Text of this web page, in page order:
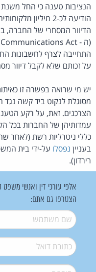
הודיעה לכ-2
הדיוור המסחרי של החברה,
התחייבה לצרף לחשבונות
על זכותם שלא לקבל דיוור
יש מי שרואה בפשרה זו
מסוגלת לנקוט ביד קשה נגד
הצרכנים. זאת, על רקע
עמדותיהן של החברות בכל
כללי ניטרליות רשת (לאחר
בעניין נפסלו על-ידי בית
רירדון).
אלפי עורכי דין ואנשי משפט
הצטרפו גם אתם:
שם משתמש*
דואל*